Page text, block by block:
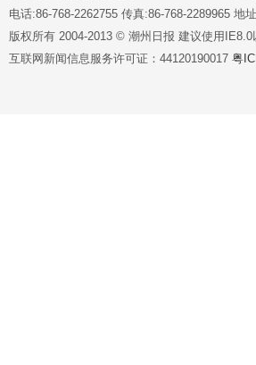
电话:86-768-2262755 传真:86-768-2289965 地
版权所有 2004-2013 © 潮州日报 建议使用
互联网新闻信息服务许可证：44120190017 粤